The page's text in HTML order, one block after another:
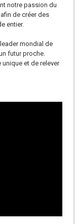
notre passion du
de créer des
entier.
mondial de
futur proche.
et de relever